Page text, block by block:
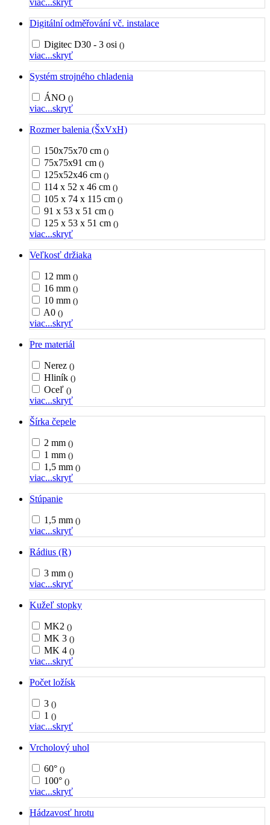
viac...skryť
Digitální odměřování vč. instalace
Digitec D30 - 3 osi ()
viac...skryť
Systém strojného chladenia
ÁNO ()
viac...skryť
Rozmer balenia (ŠxVxH)
150x75x70 cm ()
75x75x91 cm ()
125x52x46 cm ()
114 x 52 x 46 cm ()
105 x 74 x 115 cm ()
91 x 53 x 51 cm ()
125 x 53 x 51 cm ()
viac...skryť
Veľkosť držiaka
12 mm ()
16 mm ()
10 mm ()
A0 ()
viac...skryť
Pre materiál
Nerez ()
Hliník ()
Oceľ ()
viac...skryť
Šírka čepele
2 mm ()
1 mm ()
1,5 mm ()
viac...skryť
Stúpanie
1,5 mm ()
viac...skryť
Rádius (R)
3 mm ()
viac...skryť
Kužeľ stopky
MK2 ()
MK 3 ()
MK 4 ()
viac...skryť
Počet ložísk
3 ()
1 ()
viac...skryť
Vrcholový uhol
60° ()
100° ()
viac...skryť
Hádzavosť hrotu